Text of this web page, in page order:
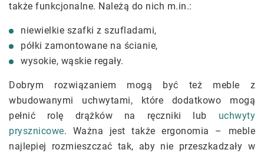
także funkcjonalne. Należą do nich m.in.:
niewielkie szafki z szufladami,
półki zamontowane na ścianie,
wysokie, wąskie regały.
Dobrym rozwiązaniem mogą być też meble z
wbudowanymi uchwytami, które dodatkowo mogą
pełnić rolę drążków na ręczniki lub uchwyty
prysznicowe. Ważna jest także ergonomia – meble
najlepiej rozmieszczać tak, aby nie przeszkadzały w